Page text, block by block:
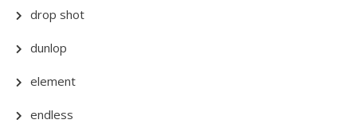
drop shot
dunlop
element
endless